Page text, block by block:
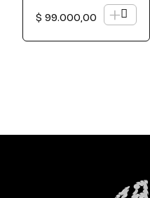
$ 99.000,00 +